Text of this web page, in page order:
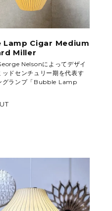
Lamp Cigar Medium
Miller
Nelsonによってデザイ
ッドセンチュリー期を代表す
グランプ「Bubble Lamp